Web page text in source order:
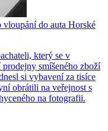
do auta Horské
který se v
smíšeného zboží
si vybavení za tisíce
obrátili na veřejnost s
na fotografii.